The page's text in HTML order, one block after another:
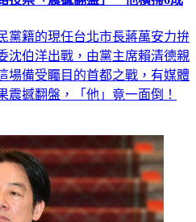
黨籍的現任台北市長蔣萬安力拚
沈伯洋出戰，由黨主席賴清德親
場備受矚目的首都之戰，有媒體
撼翻盤，「他」竟一面倒！